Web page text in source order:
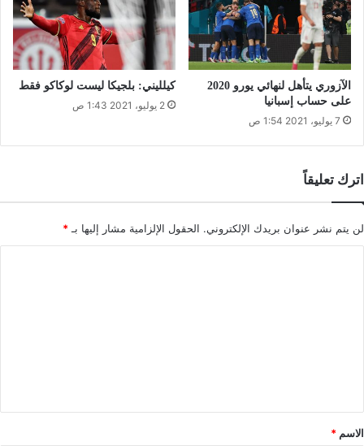
الآزوري يتأهل لنهائي يورو 2020
على حساب إسبانيا
7 يوليو، 2021 1:54 ص
كيلليني: بلجيكا ليست لوكاكو فقط
2 يوليو، 2021 1:43 ص
اترك تعليقاً
لن يتم نشر عنوان بريدك الإلكتروني. الحقول الإلزامية مشار إليها بـ *
*
الاسم *